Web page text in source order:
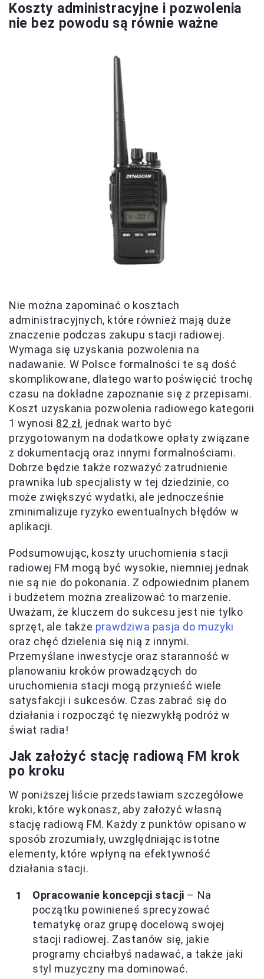
Koszty administracyjne i pozwolenia
nie bez powodu są równie ważne
Nie można zapominać o kosztach
administracyjnych, które również mają duże
znaczenie podczas zakupu stacji radiowej.
Wymaga się uzyskania pozwolenia na
nadawanie. W Polsce formalności te są dość
skomplikowane, dlatego warto poświęcić trochę
czasu na dokładne zapoznanie się z przepisami.
Koszt uzyskania pozwolenia radiowego kategorii
1 wynosi 82 zł, jednak warto być
przygotowanym na dodatkowe opłaty związane
z dokumentacją oraz innymi formalnościami.
Dobrze będzie także rozważyć zatrudnienie
prawnika lub specjalisty w tej dziedzinie, co
może zwiększyć wydatki, ale jednocześnie
zminimalizuje ryzyko ewentualnych błędów w
aplikacji.
Podsumowując, koszty uruchomienia stacji
radiowej FM mogą być wysokie, niemniej jednak
nie są nie do pokonania. Z odpowiednim planem
i budżetem można zrealizować to marzenie.
Uważam, że kluczem do sukcesu jest nie tylko
sprzęt, ale także prawdziwa pasja do muzyki
oraz chęć dzielenia się nią z innymi.
Przemyślane inwestycje oraz staranność w
planowaniu kroków prowadzących do
uruchomienia stacji mogą przynieść wiele
satysfakcji i sukcesów. Czas zabrać się do
działania i rozpocząć tę niezwykłą podróż w
świat radia!
Jak założyć stację radiową FM krok
po kroku
W poniższej liście przedstawiam szczegółowe
kroki, które wykonasz, aby założyć własną
stację radiową FM. Każdy z punktów opisano w
sposób zrozumiały, uwzględniając istotne
elementy, które wpłyną na efektywność
działania stacji.
Opracowanie koncepcji stacji – Na
początku powinieneś sprecyzować
tematykę oraz grupę docelową swojej
stacji radiowej. Zastanów się, jakie
programy chciałbyś nadawać, a także jaki
styl muzyczny ma dominować.